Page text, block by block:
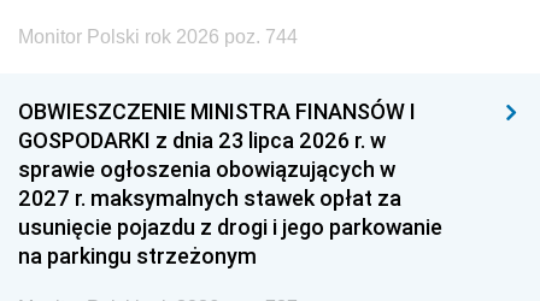
Monitor Polski rok 2026 poz. 744
OBWIESZCZENIE MINISTRA FINANSÓW I
GOSPODARKI z dnia 23 lipca 2026 r. w
sprawie ogłoszenia obowiązujących w
2027 r. maksymalnych stawek opłat za
usunięcie pojazdu z drogi i jego parkowanie
na parkingu strzeżonym